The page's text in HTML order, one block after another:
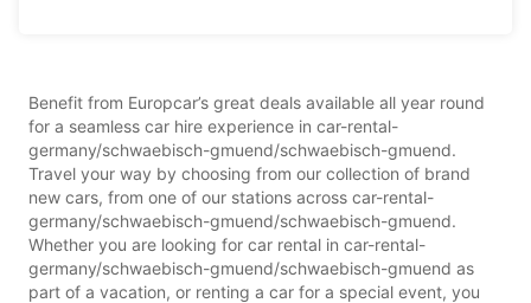
Benefit from Europcar’s great deals available all year round
for a seamless car hire experience in car-rental-
germany/schwaebisch-gmuend/schwaebisch-gmuend.
Travel your way by choosing from our collection of brand
new cars, from one of our stations across car-rental-
germany/schwaebisch-gmuend/schwaebisch-gmuend.
Whether you are looking for car rental in car-rental-
germany/schwaebisch-gmuend/schwaebisch-gmuend as
part of a vacation, or renting a car for a special event, you